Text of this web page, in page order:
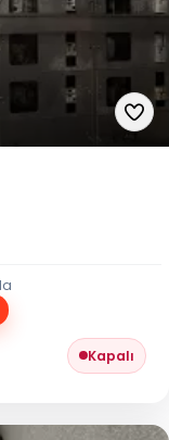
Kapalı